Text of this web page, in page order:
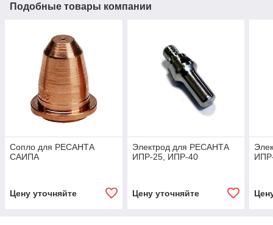
Подобные товары компании
Сопло для РЕСАНТА
САИПА
Цену уточняйте
Электрод для РЕСАНТА
ИПР-25, ИПР-40
Цену уточняйте